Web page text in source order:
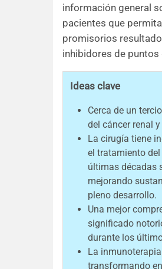
información general
pacientes que
promisorios
inhibidores de
Ideas clave
Cerca de un
del cáncer renal
La cirugía tiene
el tratamiento
últimas décadas
mejorando
pleno desarrollo.
Una mejor
significado
durante los
La
transformando